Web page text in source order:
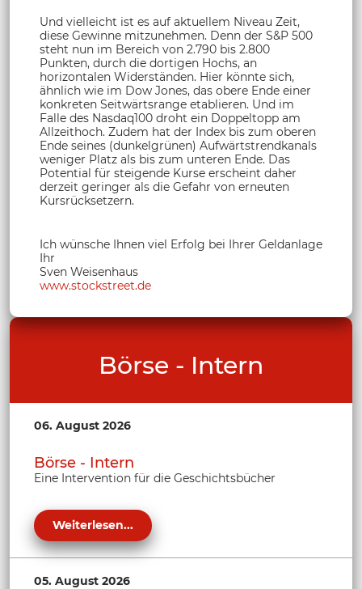
Und vielleicht ist es auf aktuellem Niveau Zeit,
diese Gewinne mitzunehmen. Denn der S&P 500
steht nun im Bereich von 2.790 bis 2.800
Punkten, durch die dortigen Hochs, an
horizontalen Widerständen. Hier könnte sich,
ähnlich wie im Dow Jones, das obere Ende einer
konkreten Seitwärtsrange etablieren. Und im
Falle des Nasdaq100 droht ein Doppeltopp am
Allzeithoch. Zudem hat der Index bis zum oberen
Ende seines (dunkelgrünen) Aufwärtstrendkanals
weniger Platz als bis zum unteren Ende. Das
Potential für steigende Kurse erscheint daher
derzeit geringer als die Gefahr von erneuten
Kursrücksetzern.
Ich wünsche Ihnen viel Erfolg bei Ihrer Geldanlage
Ihr
Sven Weisenhaus
www.stockstreet.de
Börse - Intern
06. August 2026
Börse - Intern
Eine Intervention für die Geschichtsbücher
Weiterlesen...
05. August 2026